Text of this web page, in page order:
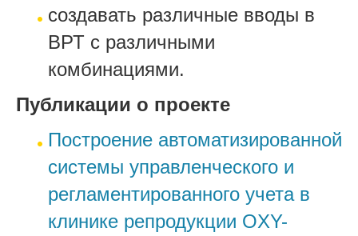
создавать различные вводы в
ВРТ с различными
комбинациями.
Публикации о проекте
Построение автоматизированной
системы управленческого и
регламентированного учета в
клинике репродукции OXY-